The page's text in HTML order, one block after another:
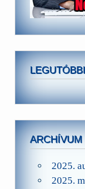
ARCHÍVUM
2025.
2025.